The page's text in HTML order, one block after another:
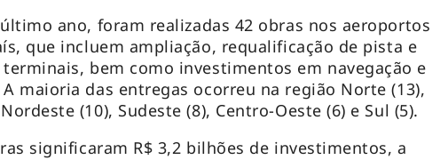
ano, foram realizadas 42 obras nos aeroportos
que incluem ampliação, requalificação de pista e
bem como investimentos em navegação e
maioria das entregas ocorreu na região Norte (13),
(10), Sudeste (8), Centro-Oeste (6) e Sul (5).
significaram R$ 3,2 bilhões de investimentos, a